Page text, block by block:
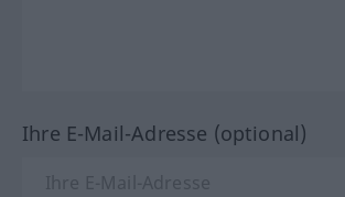
Ihre E-Mail-Adresse (optional)